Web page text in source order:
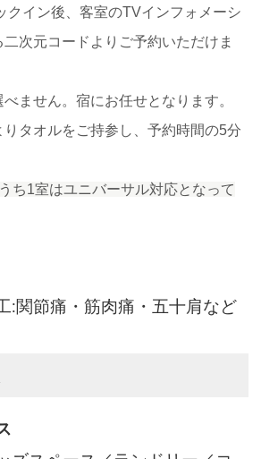
クイン後、客室のTVインフォメーシ
二次元コードよりご予約いただけま
ません。宿にお任せとなります。
りタオルをご持参し、予約時間の5分
ち1室はユニバーサル対応となって
:関節痛・筋肉痛・五十肩など